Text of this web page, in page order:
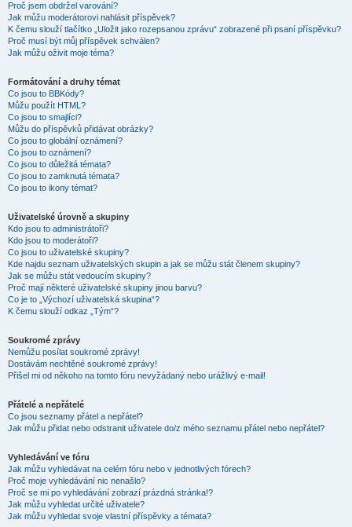
Proč jsem obdržel varování?
Jak můžu moderátorovi nahlásit příspěvek?
K čemu slouží tlačítko „Uložit jako rozepsanou zprávu“ zobrazené při psaní příspěvku?
Proč musí být můj příspěvek schválen?
Jak můžu oživit moje téma?
Formátování a druhy témat
Co jsou to BBKódy?
Můžu použít HTML?
Co jsou to smajlíci?
Můžu do příspěvků přidávat obrázky?
Co jsou to globální oznámení?
Co jsou to oznámení?
Co jsou to důležitá témata?
Co jsou to zamknutá témata?
Co jsou to ikony témat?
Uživatelské úrovně a skupiny
Kdo jsou to administrátoři?
Kdo jsou to moderátoři?
Co jsou to uživatelské skupiny?
Kde najdu seznam uživatelských skupin a jak se můžu stát členem skupiny?
Jak se můžu stát vedoucím skupiny?
Proč mají některé uživatelské skupiny jinou barvu?
Co je to „Výchozí uživatelská skupina“?
K čemu slouží odkaz „Tým“?
Soukromé zprávy
Nemůžu posílat soukromé zprávy!
Dostávám nechtěné soukromé zprávy!
Přišel mi od někoho na tomto fóru nevyžádaný nebo urážlivý e-mail!
Přátelé a nepřátelé
Co jsou seznamy přátel a nepřátel?
Jak můžu přidat nebo odstranit uživatele do/z mého seznamu přátel nebo nepřátel?
Vyhledávání ve fóru
Jak můžu vyhledávat na celém fóru nebo v jednotlivých fórech?
Proč moje vyhledávání nic nenašlo?
Proč se mi po vyhledávání zobrazí prázdná stránka!?
Jak můžu vyhledat určité uživatele?
Jak můžu vyhledat svoje vlastní příspěvky a témata?